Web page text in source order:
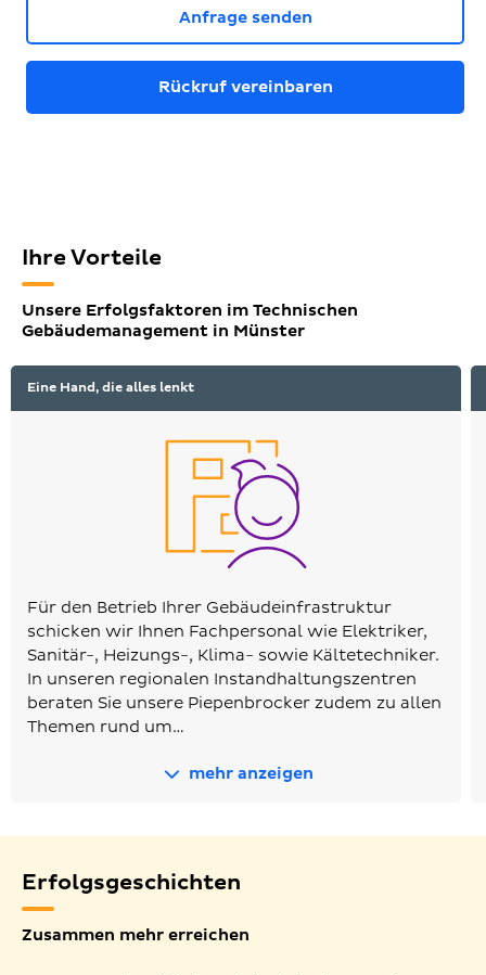
Anfrage senden
Rückruf vereinbaren
Ihre Vorteile
Unsere Erfolgsfaktoren im Technischen
Gebäudemanagement in Münster
Eine Hand, die alles lenkt
Für den Betrieb Ihrer Gebäudeinfrastruktur
schicken wir Ihnen Fachpersonal wie Elektriker,
Sanitär-, Heizungs-, Klima- sowie Kältetechniker.
In unseren regionalen Instandhaltungszentren
beraten Sie unsere Piepenbrocker zudem zu allen
Themen rund um…
mehr anzeigen
Erfolgsgeschichten
Zusammen mehr erreichen